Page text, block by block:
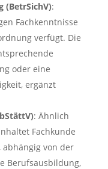
(BetrSichV):
Fachkenntnisse
verfügt. Die
oder eine
ergänzt
: Ähnlich
Fachkunde
abhängig von der
Berufsausbildung,